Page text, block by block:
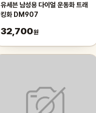
유세븐 남성용 다이얼 운동화 트래
킹화 DM907
32,700원